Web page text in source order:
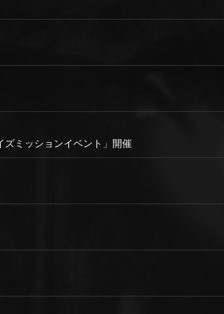
ズミッションイベント」開催